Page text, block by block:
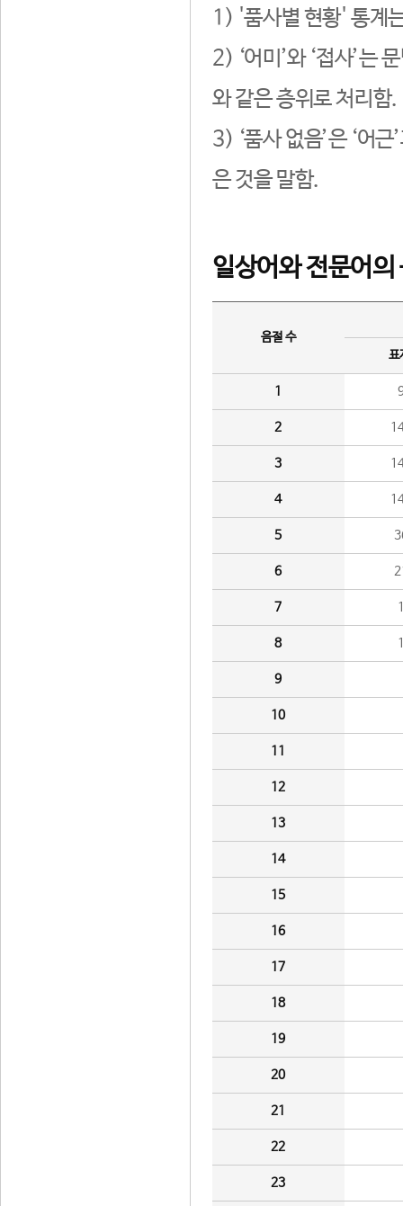
1) '품사별 현황' 통계
2) ‘어미’와 ‘접사’는
와 같은 층위로 처리함.
3) ‘품사 없음’은 ‘어
은 것을 말함.
일상어와 전문어의
음절 수
표
1
2
3
4
5
6
7
8
9
10
11
12
13
14
15
16
17
18
19
20
21
22
23